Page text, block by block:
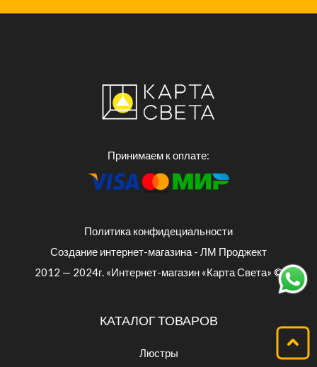
Принимаем к оплате:
Политика конфидециальности
Создание интернет-магазина - ЛМ Проджект
2012 — 2024г. «Интернет-магазин «Карта Света» ©
КАТАЛОГ ТОВАРОВ
Люстры